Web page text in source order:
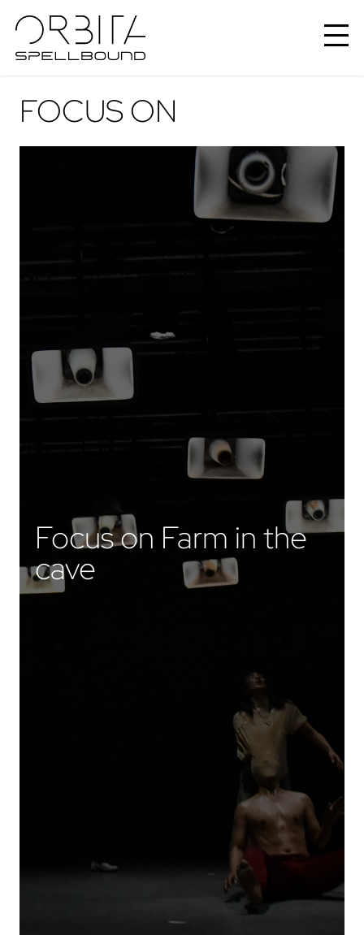
FOCUS ON
Focus on Farm in the
cave